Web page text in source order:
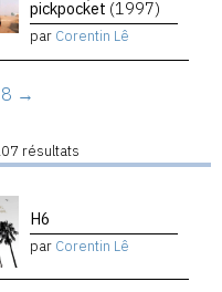
pickpocket (1997)
par Corentin Lê
8 →
résultats
H6
par Corentin Lê